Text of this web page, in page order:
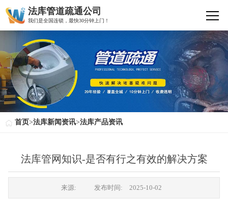
法库管道疏通公司
我们是全国连锁，最快30分钟上门！
首页>法库新闻资讯>法库产品资讯
法库管网知识-是否有行之有效的解决方案
来源: 发布时间: 2025-10-02